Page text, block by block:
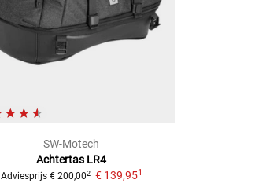
SW-Motech
Achtertas LR4
Adviesprijs € 200,002 € 139,951